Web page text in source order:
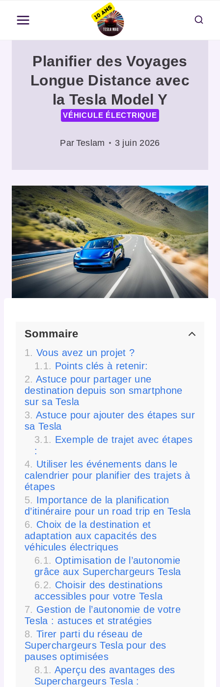
contenu
Planifier des Voyages
Longue Distance avec
la Tesla Model Y
VÉHICULE ÉLECTRIQUE
Par Teslam 3 juin 2026
Sommaire
Vous avez un projet ?
Points clés à retenir:
Astuce pour partager une
destination depuis son smartphone
sur sa Tesla
Astuce pour ajouter des étapes sur
sa Tesla
Exemple de trajet avec étapes
:
Utiliser les événements dans le
calendrier pour planifier des trajets à
étapes
Importance de la planification
d’itinéraire pour un road trip en Tesla
Choix de la destination et
adaptation aux capacités des
véhicules électriques
Optimisation de l’autonomie
grâce aux Superchargeurs Tesla
Choisir des destinations
accessibles pour votre Tesla
Gestion de l’autonomie de votre
Tesla : astuces et stratégies
Tirer parti du réseau de
Superchargeurs Tesla pour des
pauses optimisées
Aperçu des avantages des
Superchargeurs Tesla :